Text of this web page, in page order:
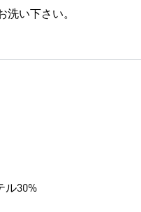
洗い下さい。
ル30%